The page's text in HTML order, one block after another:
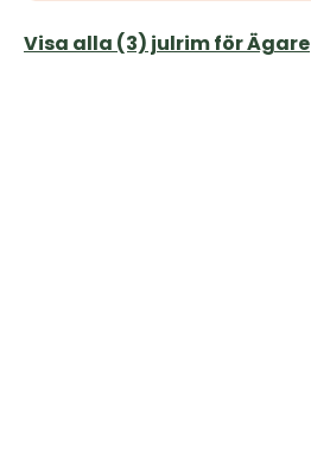
Visa alla (3) julrim för Ägare